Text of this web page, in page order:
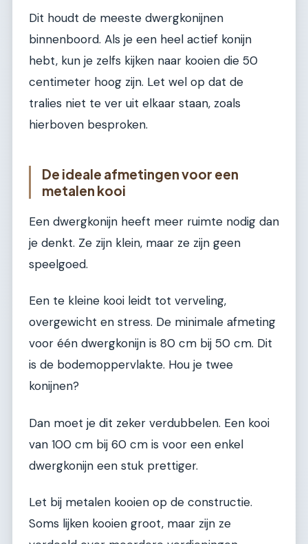
Dit houdt de meeste dwergkonijnen
binnenboord. Als je een heel actief konijn
hebt, kun je zelfs kijken naar kooien die 50
centimeter hoog zijn. Let wel op dat de
tralies niet te ver uit elkaar staan, zoals
hierboven besproken.
De ideale afmetingen voor een
metalen kooi
Een dwergkonijn heeft meer ruimte nodig dan
je denkt. Ze zijn klein, maar ze zijn geen
speelgoed.
Een te kleine kooi leidt tot verveling,
overgewicht en stress. De minimale afmeting
voor één dwergkonijn is 80 cm bij 50 cm. Dit
is de bodemoppervlakte. Hou je twee
konijnen?
Dan moet je dit zeker verdubbelen. Een kooi
van 100 cm bij 60 cm is voor een enkel
dwergkonijn een stuk prettiger.
Let bij metalen kooien op de constructie.
Soms lijken kooien groot, maar zijn ze